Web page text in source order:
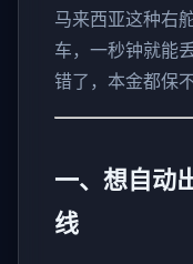
马来西亚这种右
车，一秒钟就能
错了，本金都保不
一、想自动
线